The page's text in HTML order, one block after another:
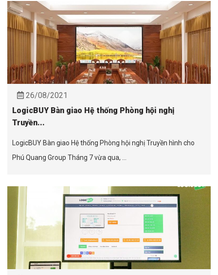
26/08/2021
LogicBUY Bàn giao Hệ thống Phòng hội nghị
Truyền...
LogicBUY Bàn giao Hệ thống Phòng hội nghị Truyền hình cho
Phú Quang Group Tháng 7 vừa qua, ...